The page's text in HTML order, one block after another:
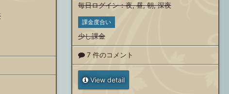
毎日ログイン：夜,昼,朝,深夜
課金度合い
少し課金
7 件のコメント
View detail